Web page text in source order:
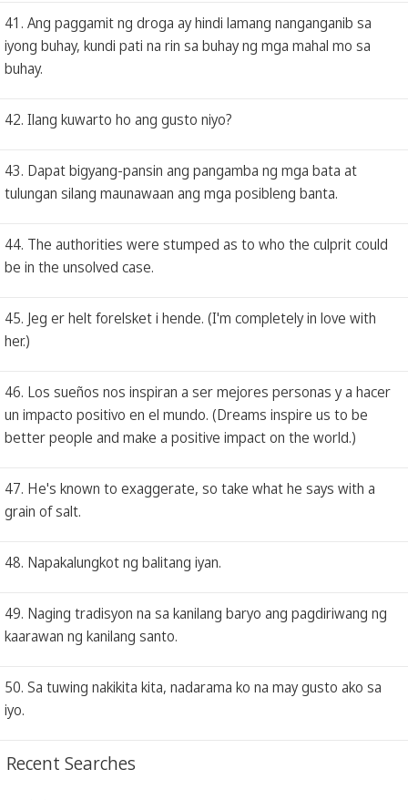
41. Ang paggamit ng droga ay hindi lamang nanganganib sa
iyong buhay, kundi pati na rin sa buhay ng mga mahal mo sa
buhay.
42. Ilang kuwarto ho ang gusto niyo?
43. Dapat bigyang-pansin ang pangamba ng mga bata at
tulungan silang maunawaan ang mga posibleng banta.
44. The authorities were stumped as to who the culprit could
be in the unsolved case.
45. Jeg er helt forelsket i hende. (I'm completely in love with
her.)
46. Los sueños nos inspiran a ser mejores personas y a hacer
un impacto positivo en el mundo. (Dreams inspire us to be
better people and make a positive impact on the world.)
47. He's known to exaggerate, so take what he says with a
grain of salt.
48. Napakalungkot ng balitang iyan.
49. Naging tradisyon na sa kanilang baryo ang pagdiriwang ng
kaarawan ng kanilang santo.
50. Sa tuwing nakikita kita, nadarama ko na may gusto ako sa
iyo.
Recent Searches